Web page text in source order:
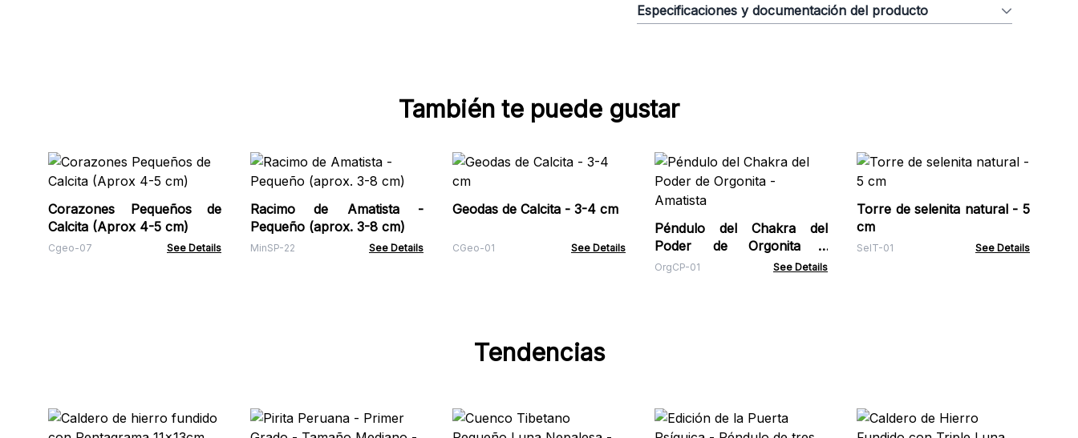
Especificaciones y documentación del producto
También te puede gustar
Corazones Pequeños de
Calcita (Aprox 4-5 cm)
Cgeo-07 See Details
Racimo de Amatista -
Pequeño (aprox. 3-8 cm)
MinSP-22 See Details
Geodas de Calcita - 3-4 cm
CGeo-01 See Details
Péndulo del Chakra del
Poder de Orgonita -
Amatista
OrgCP-01 See Details
Torre de selenita natural - 5
cm
SelT-01 See Details
Tendencias